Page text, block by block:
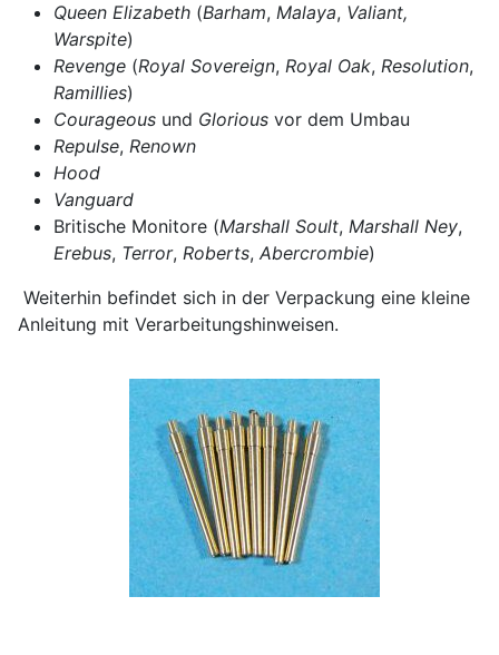
Queen Elizabeth (Barham, Malaya, Valiant,
Warspite)
Revenge (Royal Sovereign, Royal Oak, Resolution,
Ramillies)
Courageous und Glorious vor dem Umbau
Repulse, Renown
Hood
Vanguard
Britische Monitore (Marshall Soult, Marshall Ney,
Erebus, Terror, Roberts, Abercrombie)
Weiterhin befindet sich in der Verpackung eine kleine
Anleitung mit Verarbeitungshinweisen.